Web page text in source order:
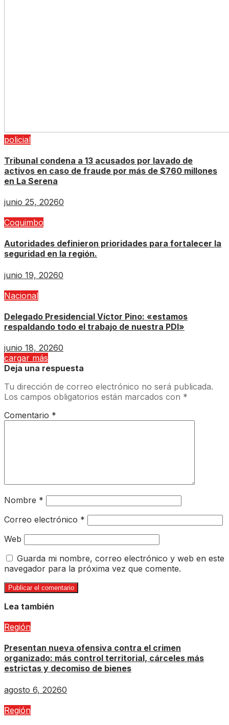
policial
Tribunal condena a 13 acusados por lavado de
activos en caso de fraude por más de $760 millones
en La Serena
junio 25, 20260
Coquimbo
Autoridades definieron prioridades para fortalecer la
seguridad en la región.
junio 19, 20260
Nacional
Delegado Presidencial Víctor Pino: «estamos
respaldando todo el trabajo de nuestra PDI»
junio 18, 20260
cargar más
Deja una respuesta
Tu dirección de correo electrónico no será publicada.
Los campos obligatorios están marcados con *
Comentario *
Nombre *
Correo electrónico *
Web
Guarda mi nombre, correo electrónico y web en este
navegador para la próxima vez que comente.
Lea también
Región
Presentan nueva ofensiva contra el crimen
organizado: más control territorial, cárceles más
estrictas y decomiso de bienes
agosto 6, 20260
Región